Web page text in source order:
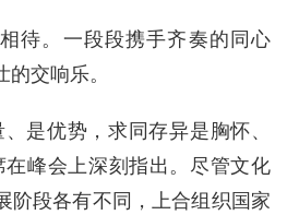
待。一段段携手齐奏的同心
交响乐。
是优势，求同存异是胸怀、
在峰会上深刻指出。尽管文化
阶段各有不同，上合组织国家